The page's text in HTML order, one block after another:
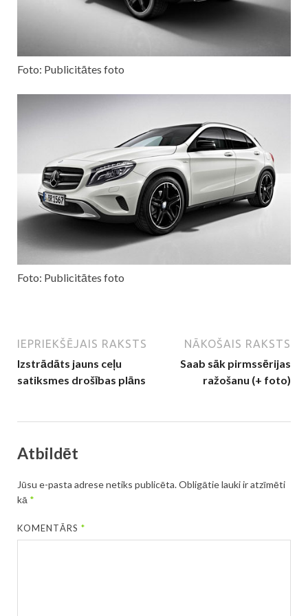
Foto: Publicitātes foto
Foto: Publicitātes foto
IEPRIEKŠĒJAIS RAKSTS
Izstrādāts jauns ceļu
satiksmes drošības plāns
NĀKOŠAIS RAKSTS
Saab sāk pirmssērijas
ražošanu (+ foto)
Atbildēt
Jūsu e-pasta adrese netiks publicēta.Obligātie lauki ir atzīmēti
kā *
KOMENTĀRS*